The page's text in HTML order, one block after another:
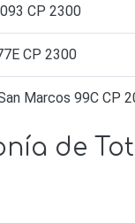
CP 2300
CP 2300
Marcos 99C CP
de